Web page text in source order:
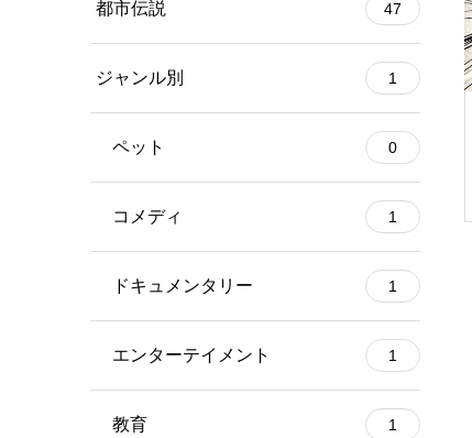
都市伝説 47
ジャンル別 1
ペット 0
コメディ 1
ドキュメンタリー 1
エンターテイメント 1
教育 1